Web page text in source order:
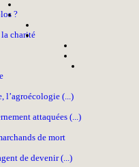
?
charité
l’agroécologie (...)
attaquées (...)
de mort
de devenir (...)